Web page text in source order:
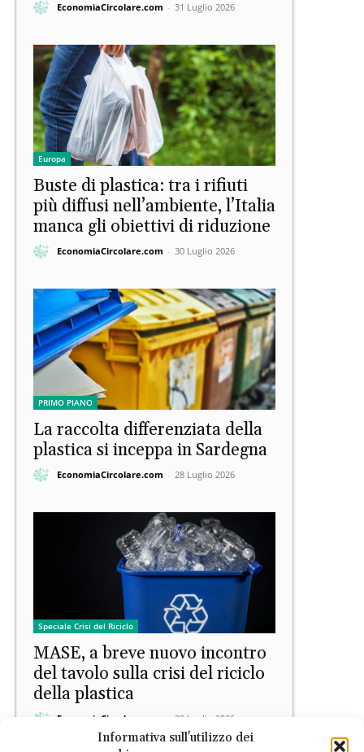
Informativa sull'utilizzo dei
EconomiaCircolare.com - 31 Luglio 2026
Europa
Buste di plastica: tra i rifiuti
più diffusi nell’ambiente, l’Italia
manca gli obiettivi di riduzione
EconomiaCircolare.com - 30 Luglio 2026
PRIMO PIANO
La raccolta differenziata della
plastica si inceppa in Sardegna
EconomiaCircolare.com - 28 Luglio 2026
Speciale Crisi del Riciclo
MASE, a breve nuovo incontro
del tavolo sulla crisi del riciclo
della plastica
EconomiaCircolare.com 20 Luglio 2026